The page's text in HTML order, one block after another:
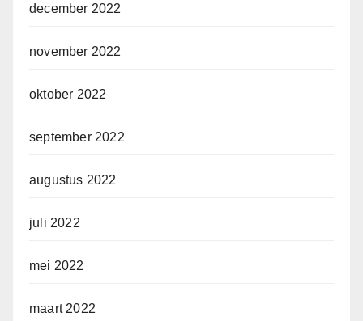
december 2022
november 2022
oktober 2022
september 2022
augustus 2022
juli 2022
mei 2022
maart 2022